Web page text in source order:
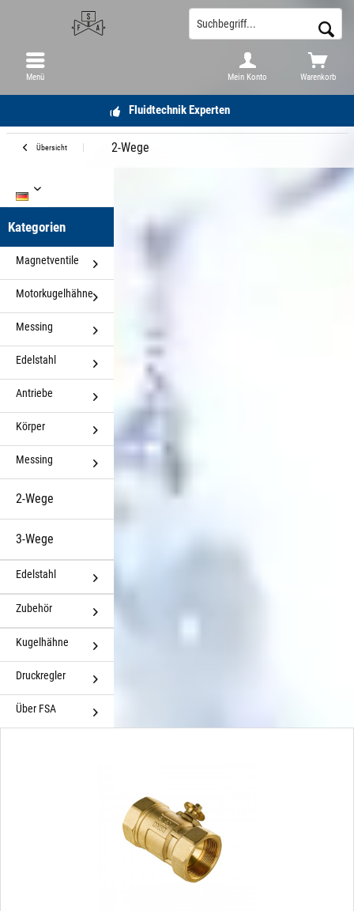
Fluidtechnik Experten
Warenkorb
Mein Konto
Menü
Übersicht 2-Wege
Kategorien
Magnetventile
Motorkugelhähne
Messing
Edelstahl
Antriebe
Körper
Messing
2-Wege
3-Wege
Edelstahl
Zubehör
Kugelhähne
Druckregler
Über FSA